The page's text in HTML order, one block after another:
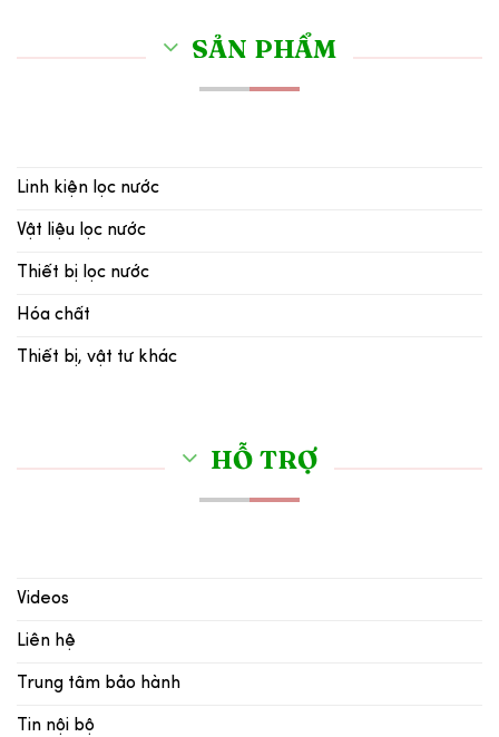
SẢN PHẨM
Linh kiện lọc nước
Vật liệu lọc nước
Thiết bị lọc nước
Hóa chất
Thiết bị, vật tư khác
HỖ TRỢ
Videos
Liên hệ
Trung tâm bảo hành
Tin nội bộ